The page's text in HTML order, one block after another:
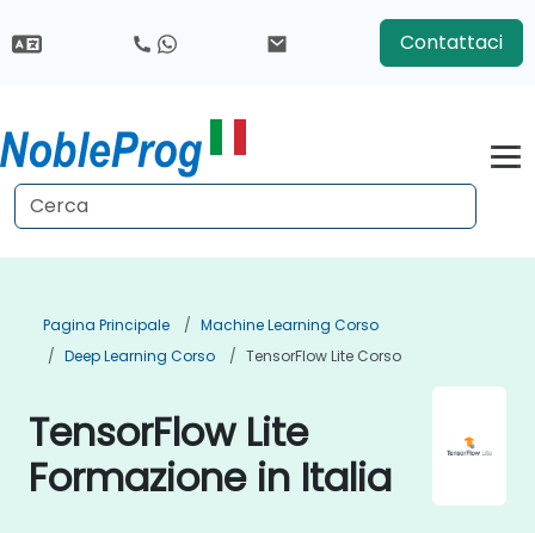
Contattaci
Pagina Principale
Machine Learning Corso
Deep Learning Corso
TensorFlow Lite Corso
TensorFlow Lite
Formazione in Italia